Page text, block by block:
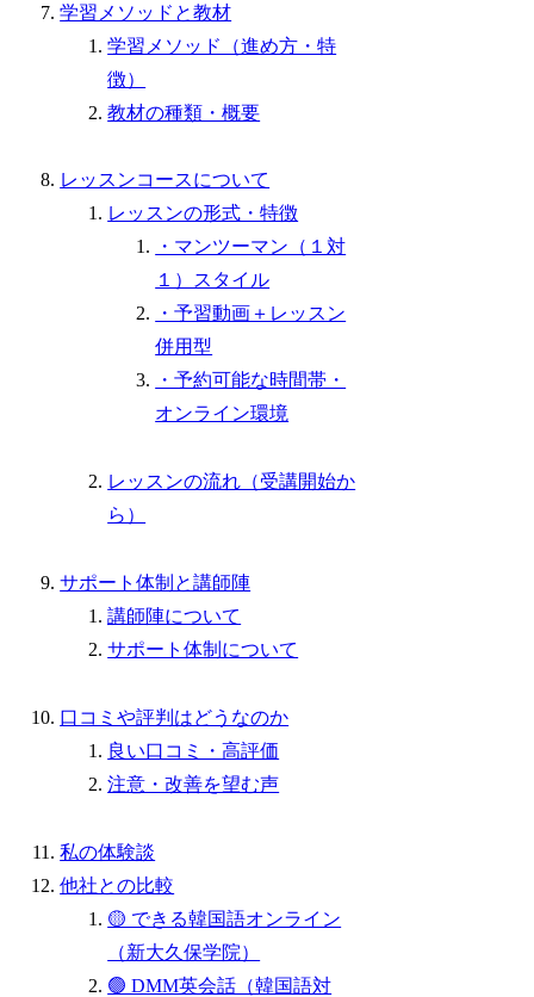
学習メソッドと教材
学習メソッド（進め方・特
徴）
教材の種類・概要
レッスンコースについて
レッスンの形式・特徴
・マンツーマン（１対
１）スタイル
・予習動画＋レッスン
併用型
・予約可能な時間帯・
オンライン環境
レッスンの流れ（受講開始か
ら）
サポート体制と講師陣
講師陣について
サポート体制について
口コミや評判はどうなのか
良い口コミ・高評価
注意・改善を望む声
私の体験談
他社との比較
🟡 できる韓国語オンライン
（新大久保学院）
🟢 DMM英会話（韓国語対